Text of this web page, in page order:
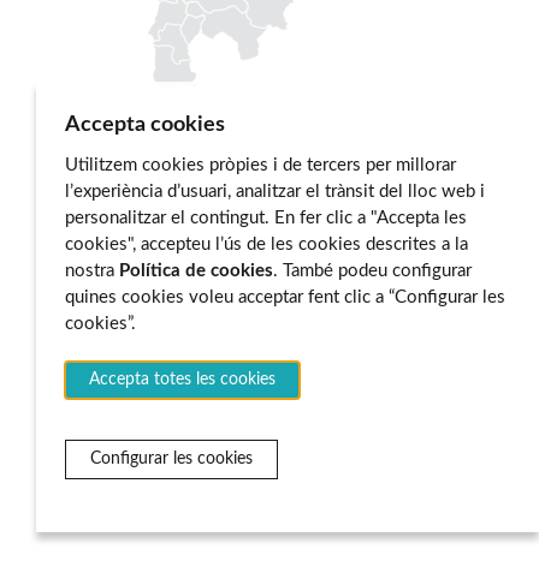
Accepta cookies
Utilitzem cookies pròpies i de tercers per millorar
l’experiència d’usuari, analitzar el trànsit del lloc web i
personalitzar el contingut. En fer clic a "Accepta les
cookies", accepteu l’ús de les cookies descrites a la
nostra Política de cookies. També podeu configurar
quines cookies voleu acceptar fent clic a “Configurar les
cookies”.
Accepta totes les cookies
Configurar les cookies